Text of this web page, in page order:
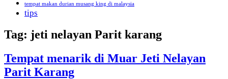
tempat makan durian musang king di malaysia
tips
Tag: jeti nelayan Parit karang
Tempat menarik di Muar Jeti Nelayan
Parit Karang